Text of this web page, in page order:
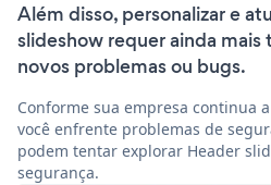
Além disso, personalizar e
slideshow requer ainda
novos problemas ou bugs.
Conforme sua empresa continua
você enfrente problemas de
podem tentar explorar Header
segurança.